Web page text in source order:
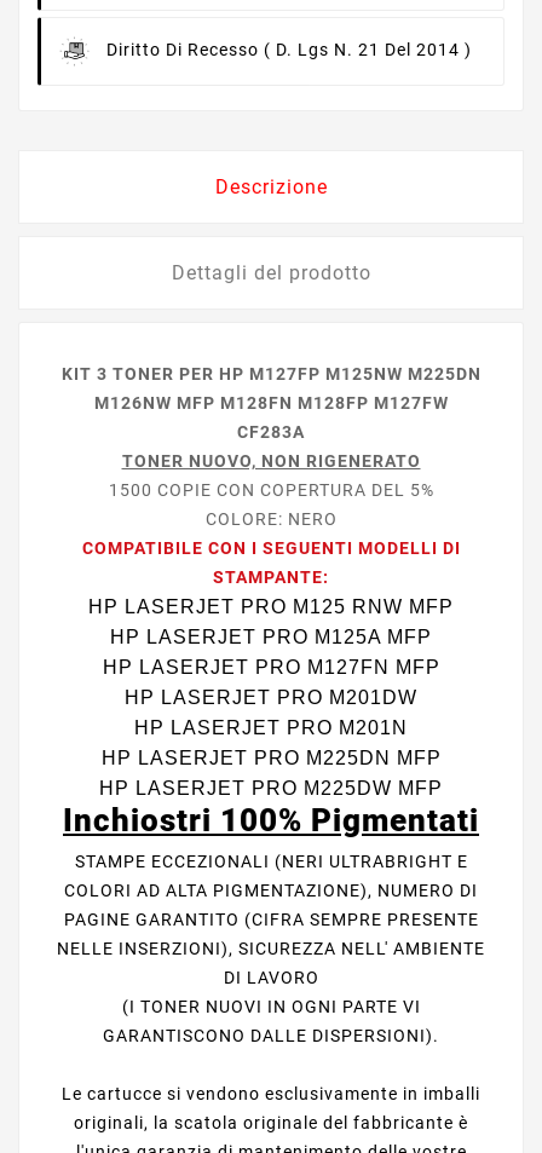
Diritto Di Recesso ( D. Lgs N. 21 Del 2014 )
Descrizione
Dettagli del prodotto
KIT 3 TONER PER HP M127FP M125NW M225DN
M126NW MFP M128FN M128FP M127FW
CF283A
TONER NUOVO, NON RIGENERATO
1500 COPIE CON COPERTURA DEL 5%
COLORE: NERO
COMPATIBILE CON I SEGUENTI MODELLI DI
STAMPANTE:
HP LASERJET PRO M125 RNW MFP
HP LASERJET PRO M125A MFP
HP LASERJET PRO M127FN MFP
HP LASERJET PRO M201DW
HP LASERJET PRO M201N
HP LASERJET PRO M225DN MFP
HP LASERJET PRO M225DW MFP
Inchiostri 100% Pigmentati
STAMPE ECCEZIONALI (NERI ULTRABRIGHT E
COLORI AD ALTA PIGMENTAZIONE), NUMERO DI
PAGINE GARANTITO (CIFRA SEMPRE PRESENTE
NELLE INSERZIONI), SICUREZZA NELL' AMBIENTE
DI LAVORO
(I TONER NUOVI IN OGNI PARTE VI
GARANTISCONO DALLE DISPERSIONI).
Le cartucce si vendono esclusivamente in imballi
originali, la scatola originale del fabbricante è